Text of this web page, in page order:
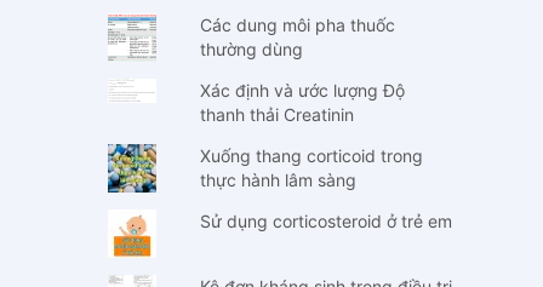
Các dung môi pha thuốc
thường dùng
Xác định và ước lượng Độ
thanh thải Creatinin
Xuống thang corticoid trong
thực hành lâm sàng
Sử dụng corticosteroid ở trẻ em